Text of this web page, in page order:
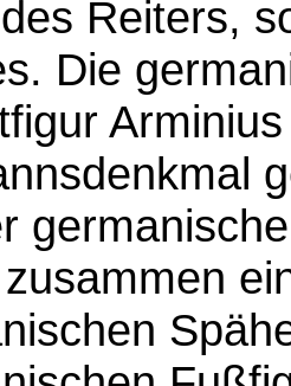
Reiters,
Die